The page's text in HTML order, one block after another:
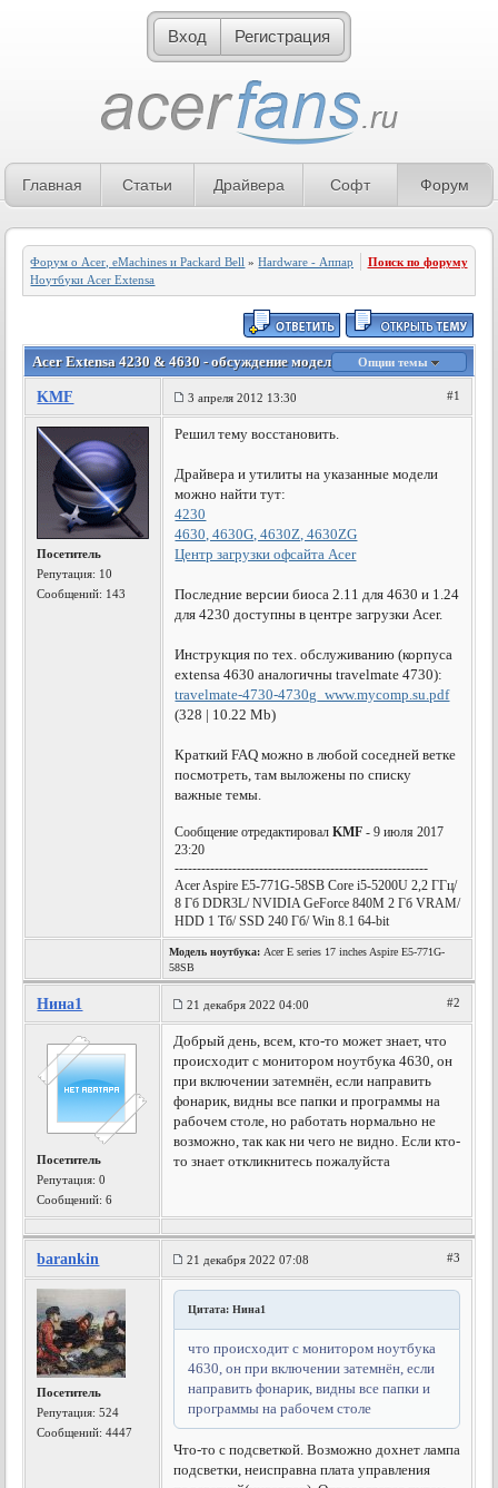
Вход Регистрация
Главная Статьи Драйвера Софт Форум
Форум о Acer, eMachines и Packard Bell »Hardware - Аппаратное обеспечение»
Ноутбуки Acer Extensa
Поиск по форуму
Acer Extensa 4230 & 4630 - обсуждение моделей Опции темы
KMF 3 апреля 2012 13:30 #1
Посетитель
Репутация: 10
Сообщений: 143
Решил тему восстановить.
Драйвера и утилиты на указанные модели
можно найти тут:
4230
4630, 4630G, 4630Z, 4630ZG
Центр загрузки офсайта Acer
Последние версии биоса 2.11 для 4630 и 1.24
для 4230 доступны в центре загрузки Acer.
Инструкция по тех. обслуживанию (корпуса
extensa 4630 аналогичны travelmate 4730):
travelmate-4730-4730g_www.mycomp.su.pdf
(328 | 10.22 Mb)
Краткий FAQ можно в любой соседней ветке
посмотреть, там выложены по списку
важные темы.
Сообщение отредактировалKMF - 9 июля 2017
23:20
---------------------------------------------------------
Acer Aspire E5-771G-58SB Core i5-5200U 2,2 ГГц/
8 Гб DDR3L/ NVIDIA GeForce 840M 2 Гб VRAM/
HDD 1 Tб/ SSD 240 Гб/ Win 8.1 64-bit
Модель ноутбука: Acer E series 17 inches Aspire E5-771G-
58SB
Нина1 21 декабря 2022 04:00 #2
Посетитель
Репутация:0
Сообщений: 6
Добрый день, всем, кто-то может знает, что
происходит с монитором ноутбука 4630, он
при включении затемнён, если направить
фонарик, видны все папки и программы на
рабочем столе, но работать нормально не
возможно, так как ни чего не видно. Если кто-
то знает откликнитесь пожалуйста
barankin 21 декабря 2022 07:08 #3
Посетитель
Репутация:524
Сообщений: 4447
Цитата: Нина1
что происходит с монитором ноутбука
4630, он при включении затемнён, если
направить фонарик, видны все папки и
программы на рабочем столе
Что-то с подсветкой. Возможно дохнет лампа
подсветки, неисправна плата управления